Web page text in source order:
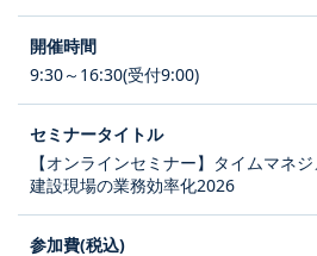
9:30～16:30(受付9:00)
【オンラインセミナー】タイムマネ
建設現場の業務効率化2026